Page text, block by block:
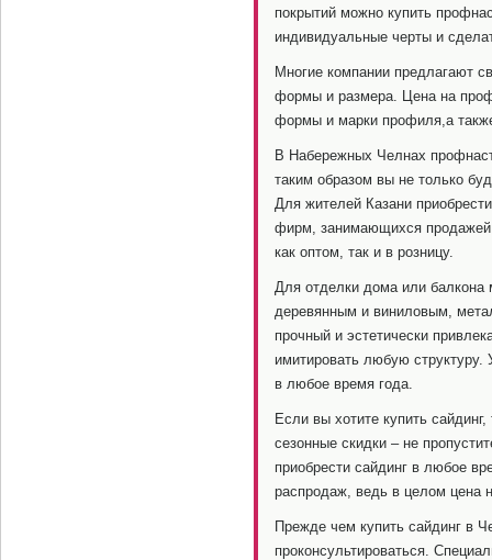
покрытий можно купить
индивидуальные черты и
Многие компании предлагают
формы и размера. Цена на
формы и марки профиля,а
В Набережных Челнах
таким образом вы не только
Для жителей Казани
фирм, занимающихся продажей
как оптом, так и в розницу.
Для отделки дома или балкона
деревянным и виниловым,
прочный и эстетически
имитировать любую структуру.
в любое время года.
Если вы хотите купить
сезонные скидки – не
приобрести сайдинг в любое
распродаж, ведь в целом цена
Прежде чем купить сайдинг в
проконсультироваться.